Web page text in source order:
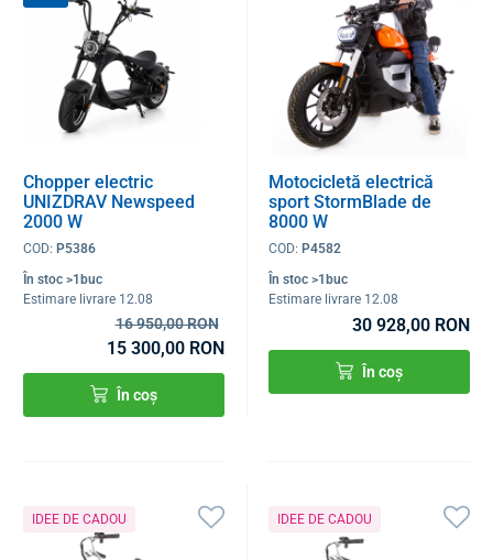
Chopper electric
UNIZDRAV Newspeed
2000 W
COD: P5386
În stoc >1buc
Estimare livrare 12.08
16 950,00 RON
15 300,00 RON
În coș
Motocicletă electrică
sport StormBlade de
8000 W
COD:P4582
În stoc >1buc
Estimare livrare 12.08
30 928,00 RON
În coș
IDEE DE CADOU IDEE DE CADOU